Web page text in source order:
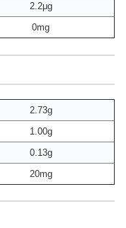
2.2μg
0mg
2.73g
1.00g
0.13g
20mg